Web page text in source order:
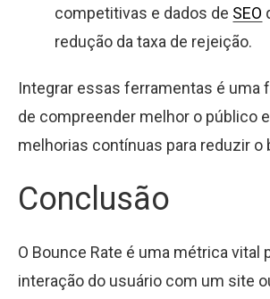
competitivas e dados de SEO
redução da taxa de rejeição.
Integrar essas ferramentas é uma
de compreender melhor o público
melhorias contínuas para reduzir o
Conclusão
O Bounce Rate é uma métrica vital
interação do usuário com um site